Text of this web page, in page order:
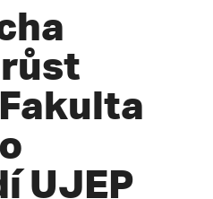
UJEP